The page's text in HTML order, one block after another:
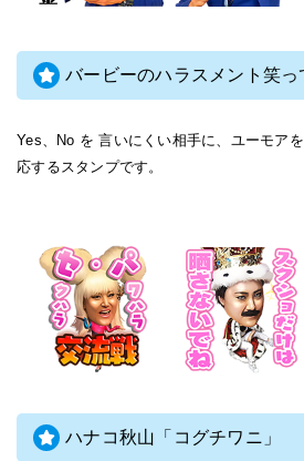
バービーのハラスメント笑
Yes、No を 言いにくい相手に、ユーモア
応するスタンプです。
ハナコ秋山「コグチワニ」